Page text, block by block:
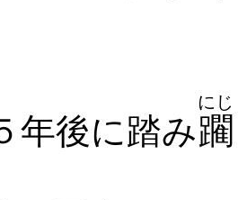
年後に踏み躙
にじ